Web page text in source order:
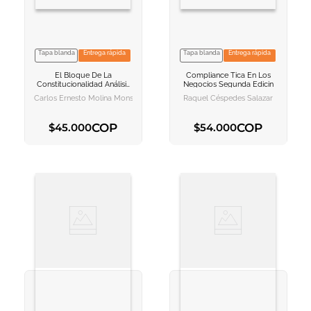
VER INFORMACION
AGREGAR AL
Tapa blanda Entrega rápida
El Bloque De La
Constitucionalidad Análisis
Sistemático Y Crítico
Carlos Ernesto Molina Monsalve
$45.000COP
VER INFORMACION
AGREGAR AL
Tapa blanda Entrega rápida
Compliance Tica En Los
Negocios Segunda Edicin
Raquel Céspedes Salazar
$54.000COP